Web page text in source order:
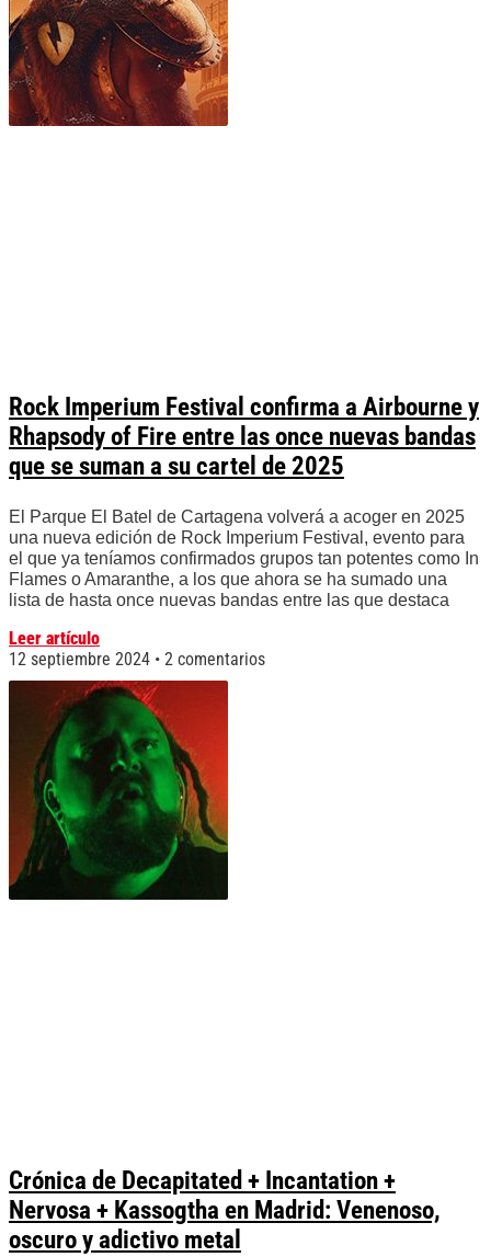
Rock Imperium Festival confirma a Airbourne y
Rhapsody of Fire entre las once nuevas bandas
que se suman a su cartel de 2025
El Parque El Batel de Cartagena volverá a acoger en 2025
una nueva edición de Rock Imperium Festival, evento para
el que ya teníamos confirmados grupos tan potentes como In
Flames o Amaranthe, a los que ahora se ha sumado una
lista de hasta once nuevas bandas entre las que destaca
Leer artículo
12 septiembre 2024
2 comentarios
Crónica de Decapitated + Incantation +
Nervosa + Kassogtha en Madrid: Venenoso,
oscuro y adictivo metal